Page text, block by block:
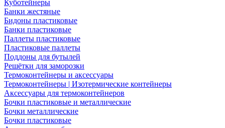
Куботейнеры
Банки жестяные
Бидоны пластиковые
Банки пластиковые
Паллеты пластиковые
Пластиковые паллеты
Поддоны для бутылей
Решётки для заморозки
Термоконтейнеры и аксессуары
Термоконтейнеры | Изотермические контейнеры
Аксессуары для термоконтейнеров
Бочки пластиковые и металлические
Бочки металлические
Бочки пластиковые